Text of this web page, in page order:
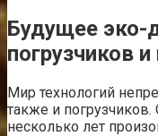
Будущее
погрузчиков
Мир технологий
также и
несколько лет